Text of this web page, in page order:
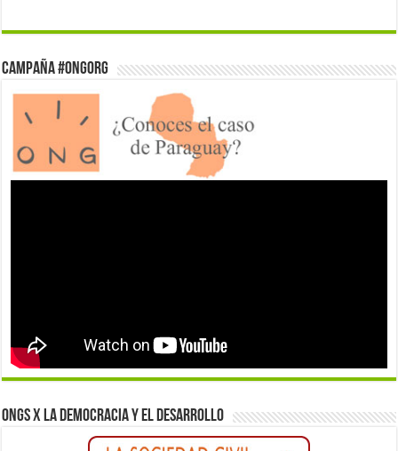
Campaña #ONGorg
ONGs x la democracia y el desarrollo